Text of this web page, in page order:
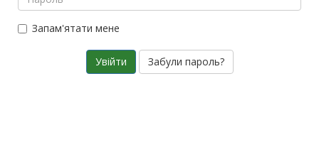
Запам'ятати мене
Забули пароль?